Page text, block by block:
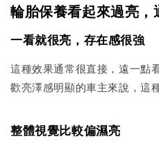
輪胎保養看起來過亮，
一看就很亮，存在感很強
這種效果通常很直接，遠一點
歡亮澤感明顯的車主來說，這
整體視覺比較偏濕亮